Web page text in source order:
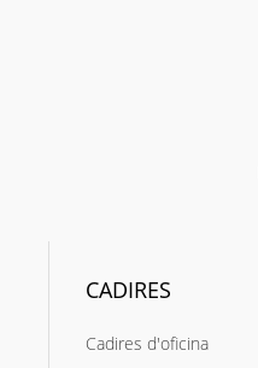
CADIRES
Cadires d'oficina